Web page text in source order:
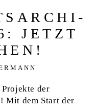
JETZT
der
Mit dem Start der